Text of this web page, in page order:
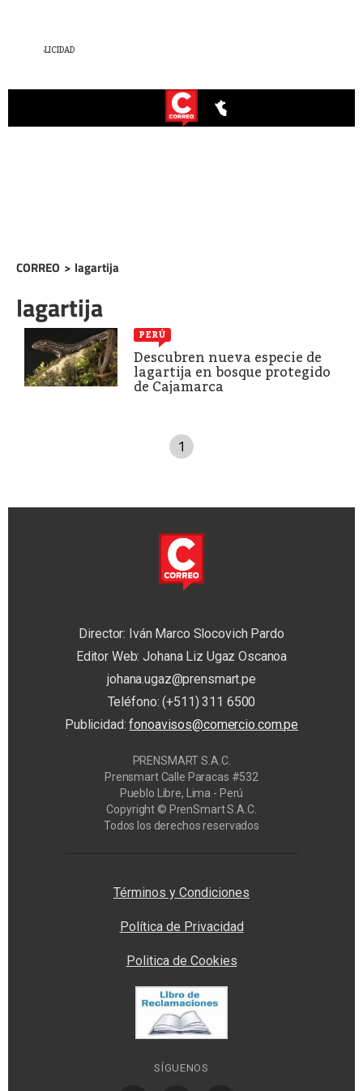
CORREO > lagartija
lagartija
PERÚ
Descubren nueva especie de
lagartija en bosque protegido
de Cajamarca
1
Director: Iván Marco Slocovich Pardo
Editor Web: Johana Liz Ugaz Oscanoa
johana.ugaz@prensmart.pe
Teléfono: (+511) 311 6500
Publicidad:fonoavisos@comercio.com.pe
PRENSMART S.A.C.
Prensmart Calle Paracas #532
Pueblo Libre, Lima - Perú
Copyright © PrenSmart S.A.C.
Todos los derechos reservados
Términos y Condiciones
Política de Privacidad
Politica de Cookies
SÍGUENOS